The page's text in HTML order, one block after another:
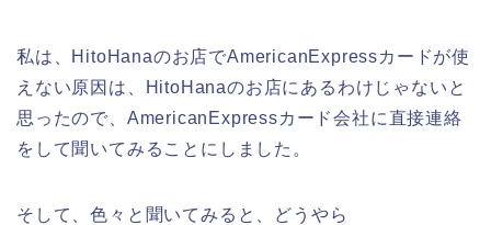
私は、HitoHanaのお店でAmericanExpressカードが使
えない原因は、HitoHanaのお店にあるわけじゃないと
思ったので、AmericanExpressカード会社に直接連絡
をして聞いてみることにしました。
そして、色々と聞いてみると、どうやら